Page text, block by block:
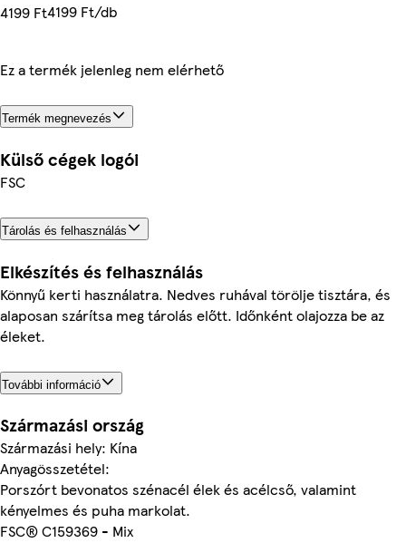
4199 Ft4199 Ft/db
Ez a termék jelenleg nem elérhető
Termék megnevezés
Külső cégek logói
FSC
Tárolás és felhasználás
Elkészítés és felhasználás
Könnyű kerti használatra. Nedves ruhával törölje tisztára, és
alaposan szárítsa meg tárolás előtt. Időnként olajozza be az
éleket.
További információ
Származási ország
Származási hely: Kína
Anyagösszetétel:
Porszórt bevonatos szénacél élek és acélcső, valamint
kényelmes és puha markolat.
FSC® C159369 - Mix